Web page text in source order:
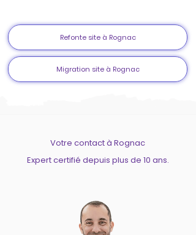
Refonte site à Rognac
Migration site à Rognac
Votre contact à Rognac
Expert certifié depuis plus de 10 ans.